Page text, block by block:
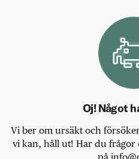
Oj! Något
Vi ber om ursäkt och
vi kan, håll ut! Har du frågor